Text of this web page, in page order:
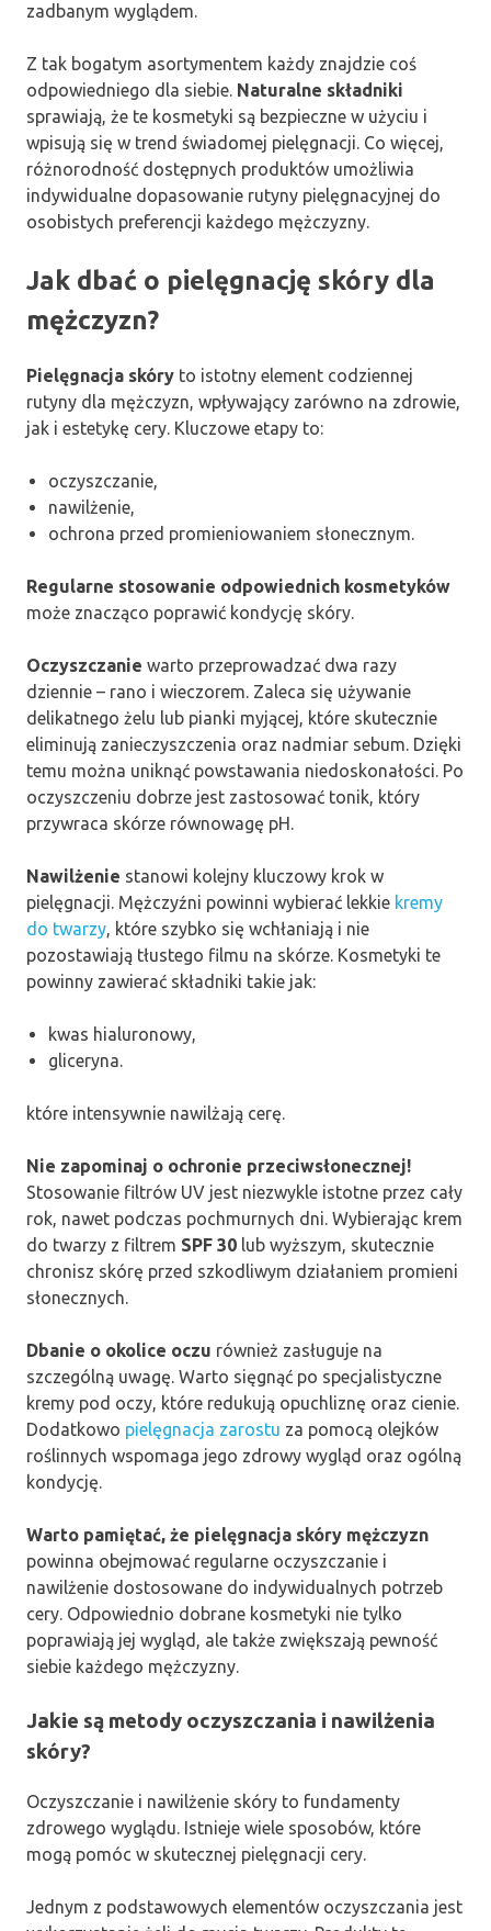
zadbanym wyglądem.
Z tak bogatym asortymentem każdy znajdzie coś
odpowiedniego dla siebie. Naturalne składniki
sprawiają, że te kosmetyki są bezpieczne w użyciu i
wpisują się w trend świadomej pielęgnacji. Co więcej,
różnorodność dostępnych produktów umożliwia
indywidualne dopasowanie rutyny pielęgnacyjnej do
osobistych preferencji każdego mężczyzny.
Jak dbać o pielęgnację skóry dla
mężczyzn?
Pielęgnacja skóry to istotny element codziennej
rutyny dla mężczyzn, wpływający zarówno na zdrowie,
jak i estetykę cery. Kluczowe etapy to:
oczyszczanie,
nawilżenie,
ochrona przed promieniowaniem słonecznym.
Regularne stosowanie odpowiednich kosmetyków
może znacząco poprawić kondycję skóry.
Oczyszczanie warto przeprowadzać dwa razy
dziennie – rano i wieczorem. Zaleca się używanie
delikatnego żelu lub pianki myjącej, które skutecznie
eliminują zanieczyszczenia oraz nadmiar sebum. Dzięki
temu można uniknąć powstawania niedoskonałości. Po
oczyszczeniu dobrze jest zastosować tonik, który
przywraca skórze równowagę pH.
Nawilżenie stanowi kolejny kluczowy krok w
pielęgnacji. Mężczyźni powinni wybierać lekkie kremy
do twarzy, które szybko się wchłaniają i nie
pozostawiają tłustego filmu na skórze. Kosmetyki te
powinny zawierać składniki takie jak:
kwas hialuronowy,
gliceryna.
które intensywnie nawilżają cerę.
Nie zapominaj o ochronie przeciwsłonecznej!
Stosowanie filtrów UV jest niezwykle istotne przez cały
rok, nawet podczas pochmurnych dni. Wybierając krem
do twarzy z filtrem SPF 30 lub wyższym, skutecznie
chronisz skórę przed szkodliwym działaniem promieni
słonecznych.
Dbanie o okolice oczu również zasługuje na
szczególną uwagę. Warto sięgnąć po specjalistyczne
kremy pod oczy, które redukują opuchliznę oraz cienie.
Dodatkowo pielęgnacja zarostu za pomocą olejków
roślinnych wspomaga jego zdrowy wygląd oraz ogólną
kondycję.
Warto pamiętać, że pielęgnacja skóry mężczyzn
powinna obejmować regularne oczyszczanie i
nawilżenie dostosowane do indywidualnych potrzeb
cery. Odpowiednio dobrane kosmetyki nie tylko
poprawiają jej wygląd, ale także zwiększają pewność
siebie każdego mężczyzny.
Jakie są metody oczyszczania i nawilżenia
skóry?
Oczyszczanie i nawilżenie skóry to fundamenty
zdrowego wyglądu. Istnieje wiele sposobów, które
mogą pomóc w skutecznej pielęgnacji cery.
Jednym z podstawowych elementów oczyszczania jest